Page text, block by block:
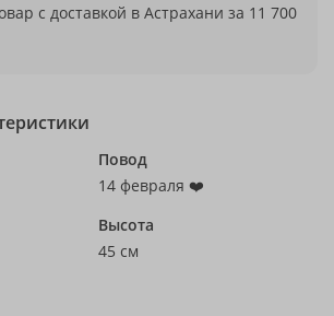
с доставкой в Астрахани за 11 700
Повод
14 февраля ❤️
Высота
45 см